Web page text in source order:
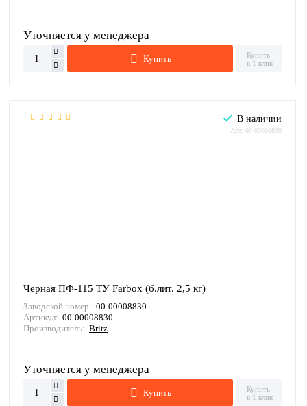
Уточняется у менеджера
Купить
Купить
в 1 клик
В наличии
Арт: 00-00008830
Черная ПФ-115 ТУ Farbox (б.лит. 2,5 кг)
Заводской номер: 00-00008830
Артикул: 00-00008830
Производитель: Britz
Уточняется у менеджера
Купить
Купить
в 1 клик